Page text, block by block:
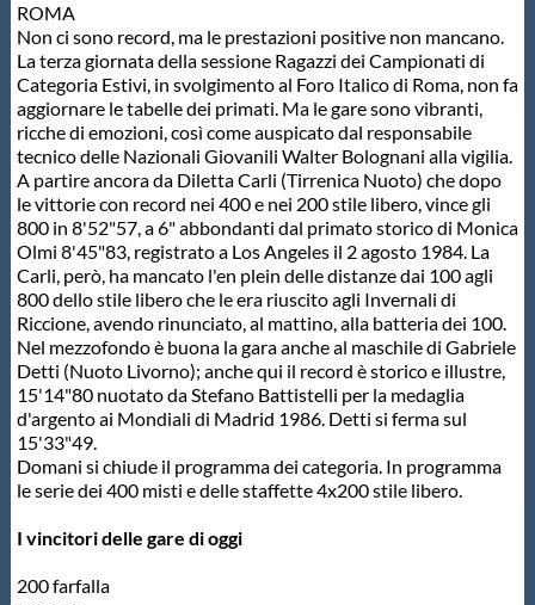
Protezione Civile
Qualità
Sostenibilità
Privacy
Cookie Policy
Archivio News
Galleria fotografica
ROMA
Non ci sono record, ma le prestazioni positive non mancano.
La terza giornata della sessione Ragazzi dei Campionati di
Categoria Estivi, in svolgimento al Foro Italico di Roma, non fa
aggiornare le tabelle dei primati. Ma le gare sono vibranti,
ricche di emozioni, così come auspicato dal responsabile
tecnico delle Nazionali Giovanili Walter Bolognani alla vigilia.
A partire ancora da Diletta Carli (Tirrenica Nuoto) che dopo
le vittorie con record nei 400 e nei 200 stile libero, vince gli
800 in 8'52"57, a 6" abbondanti dal primato storico di Monica
Olmi 8'45"83, registrato a Los Angeles il 2 agosto 1984. La
Carli, però, ha mancato l'en plein delle distanze dai 100 agli
800 dello stile libero che le era riuscito agli Invernali di
Riccione, avendo rinunciato, al mattino, alla batteria dei 100.
Nel mezzofondo è buona la gara anche al maschile di Gabriele
Detti (Nuoto Livorno); anche qui il record è storico e illustre,
15'14"80 nuotato da Stefano Battistelli per la medaglia
d'argento ai Mondiali di Madrid 1986. Detti si ferma sul
15'33"49.
Domani si chiude il programma dei categoria. In programma
le serie dei 400 misti e delle staffette 4x200 stile libero.
I vincitori delle gare di oggi
200 farfalla